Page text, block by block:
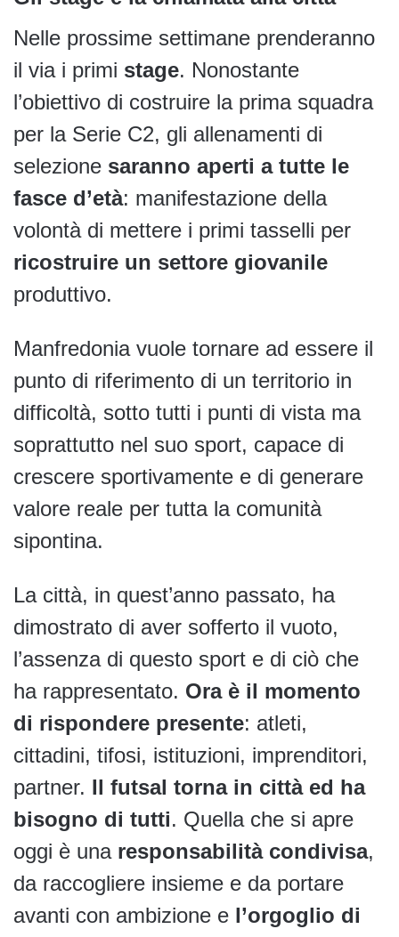
Nelle prossime settimane prenderanno
il via i primi stage. Nonostante
l’obiettivo di costruire la prima squadra
per la Serie C2, gli allenamenti di
selezione saranno aperti a tutte le
fasce d’età: manifestazione della
volontà di mettere i primi tasselli per
ricostruire un settore giovanile
produttivo.
Manfredonia vuole tornare ad essere il
punto di riferimento di un territorio in
difficoltà, sotto tutti i punti di vista ma
soprattutto nel suo sport, capace di
crescere sportivamente e di generare
valore reale per tutta la comunità
sipontina.
La città, in quest’anno passato, ha
dimostrato di aver sofferto il vuoto,
l’assenza di questo sport e di ciò che
ha rappresentato. Ora è il momento
di rispondere presente: atleti,
cittadini, tifosi, istituzioni, imprenditori,
partner. Il futsal torna in città ed ha
bisogno di tutti. Quella che si apre
oggi è una responsabilità condivisa,
da raccogliere insieme e da portare
avanti con ambizione e l’orgoglio di